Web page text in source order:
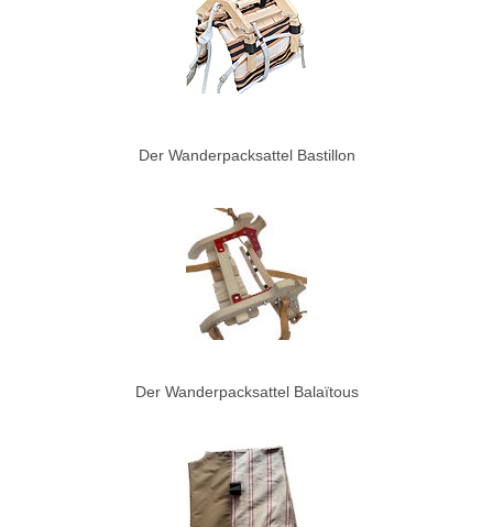
Der Wanderpacksattel Bastillon
Der Wanderpacksattel Balaïtous